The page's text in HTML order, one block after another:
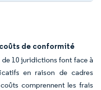
de conformité
10 juridictions font face à
en raison de cadres
comprennent les frais